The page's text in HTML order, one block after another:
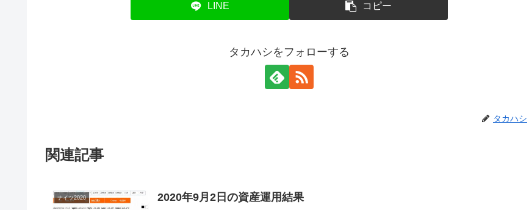
LINE コピー
タカハシをフォローする
タカハシ
関連記事
ナイツ2020 2020年9月2日の資産運用結果